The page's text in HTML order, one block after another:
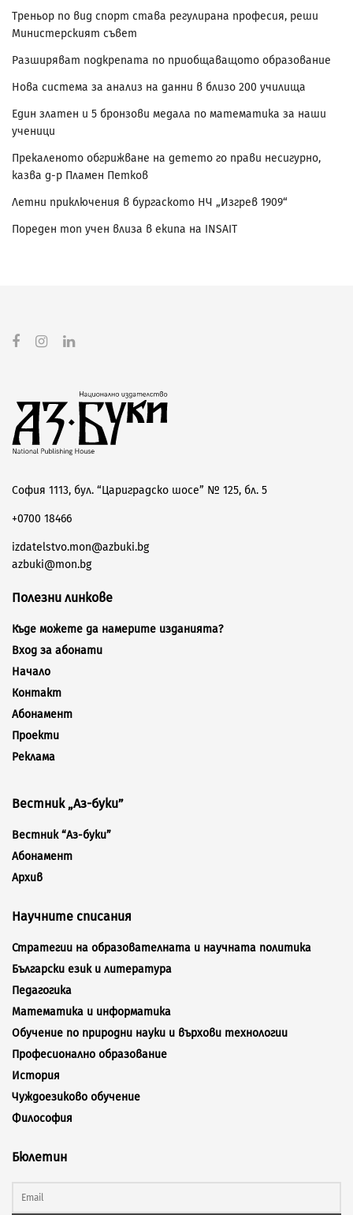
Треньор по вид спорт става регулирана професия, реши
Министерският съвет
Разширяват подкрепата по приобщаващото образование
Нова система за анализ на данни в близо 200 училища
Един златен и 5 бронзови медала по математика за наши
ученици
Прекаленото обгрижване на детето го прави несигурно,
казва д-р Пламен Петков
Летни приключения в бургаското НЧ „Изгрев 1909“
Пореден топ учен влиза в екипа на INSAIT
София 1113, бул. “Цариградско шосе” № 125, бл. 5
+0700 18466
izdatelstvo.mon@azbuki.bg
azbuki@mon.bg
Полезни линкове
Къде можете да намерите изданията?
Вход за абонати
Начало
Контакт
Абонамент
Проекти
Реклама
Вестник „Аз-буки”
Вестник “Аз-буки”
Абонамент
Архив
Научните списания
Стратегии на образователната и научната политика
Български език и литература
Педагогика
Математика и информатика
Обучение по природни науки и върхови технологии
Професионално образование
История
Чуждоезиково обучение
Философия
Бюлетин